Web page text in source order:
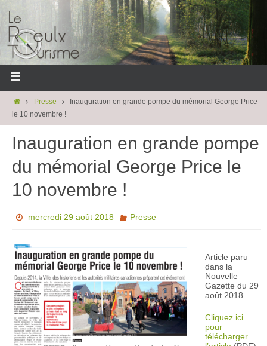
Presse
Inauguration en grande pompe du mémorial George Price
le 10 novembre !
Inauguration en grande pompe
du mémorial George Price le
10 novembre !
mercredi 29 août 2018 Presse
Article paru
dans la
Nouvelle
Gazette du 29
août 2018
Cliquez ici
pour
télécharger